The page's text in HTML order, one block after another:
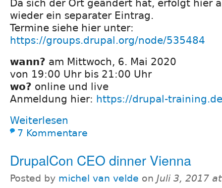
Da sich der Ort geändert hat, erfolgt hier
wieder ein separater Eintrag.
Termine siehe hier unter:
https://groups.drupal.org/node/535484
wann? am Mittwoch, 6. Mai 2020
von 19:00 Uhr bis 21:00 Uhr
wo? online und live
Anmeldung hier: https://drupal-
Weiterlesen
7 Kommentare
DrupalCon CEO dinner Vienna
Posted by michel van velde on Juli 3, 2017